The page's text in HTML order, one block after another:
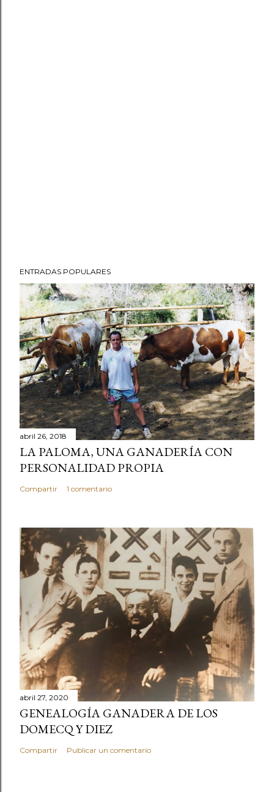
ENTRADAS POPULARES
abril 26, 2018
LA PALOMA, UNA GANADERÍA CON
PERSONALIDAD PROPIA
Compartir 1 comentario
abril 27, 2020
GENEALOGÍA GANADERA DE LOS
DOMECQ Y DIEZ
Compartir Publicar un comentario